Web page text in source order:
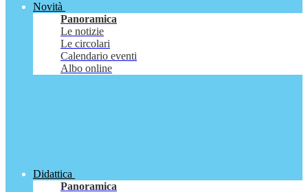
Novità
Panoramica
Le notizie
Le circolari
Calendario eventi
Albo online
Didattica
Panoramica